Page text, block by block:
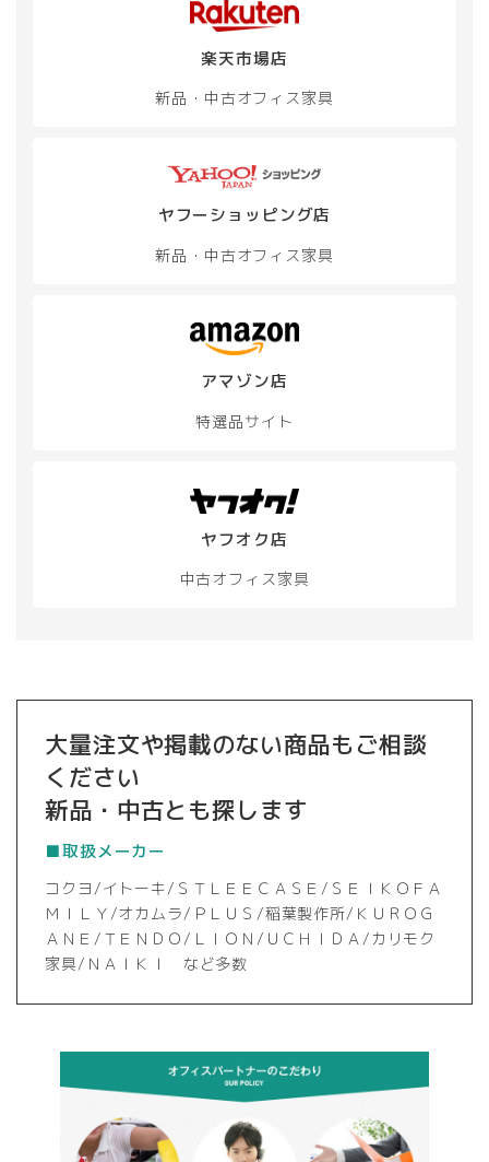
楽天市場店
新品・中古オフィス家具
ヤフーショッピング店
新品・中古オフィス家具
アマゾン店
特選品サイト
ヤフオク店
中古オフィス家具
大量注文や掲載のない商品もご相談
ください
新品・中古とも探します
■取扱メーカー
コクヨ/イトーキ/ＳＴＬＥＥＣＡＳＥ/ＳＥＩＫＯＦＡ
ＭＩＬＹ/オカムラ/ＰＬＵＳ/稲葉製作所/ＫＵＲＯＧ
ＡＮＥ/ＴＥＮＤＯ/ＬＩＯＮ/ＵＣＨＩＤＡ/カリモク
家具/ＮＡＩＫＩ など多数